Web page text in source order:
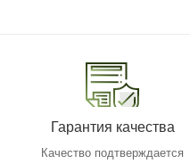
Гарантия качества
Качество подтверждается